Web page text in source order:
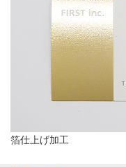
箔仕上げ加工